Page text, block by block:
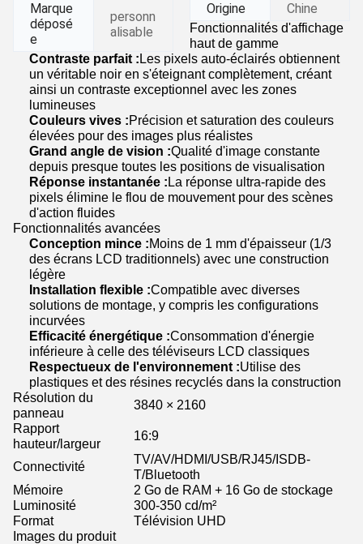
Marque
déposé
e
personn
alisable
Origine Chine
Fonctionnalités d'affichage
haut de gamme
Contraste parfait :Les pixels auto-éclairés obtiennent
un véritable noir en s'éteignant complètement, créant
ainsi un contraste exceptionnel avec les zones
lumineuses
Couleurs vives :Précision et saturation des couleurs
élevées pour des images plus réalistes
Grand angle de vision :Qualité d'image constante
depuis presque toutes les positions de visualisation
Réponse instantanée :La réponse ultra-rapide des
pixels élimine le flou de mouvement pour des scènes
d'action fluides
Fonctionnalités avancées
Conception mince :Moins de 1 mm d'épaisseur (1/3
des écrans LCD traditionnels) avec une construction
légère
Installation flexible :Compatible avec diverses
solutions de montage, y compris les configurations
incurvées
Efficacité énergétique :Consommation d'énergie
inférieure à celle des téléviseurs LCD classiques
Respectueux de l'environnement :Utilise des
plastiques et des résines recyclés dans la construction
Résolution du
panneau
3840 × 2160
Rapport
hauteur/largeur
16:9
Connectivité
TV/AV/HDMI/USB/RJ45/ISDB-
T/Bluetooth
Mémoire
2 Go de RAM + 16 Go de stockage
Luminosité
300-350 cd/m²
Format
Télévision UHD
Images du produit